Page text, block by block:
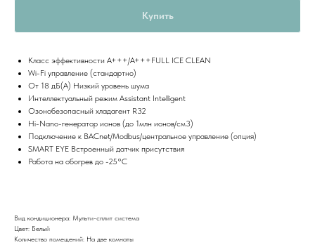
Купить
Класс эффективности A+++/A+++FULL ICE CLEAN
Wi-Fi управление (стандартно)
От 18 дБ(А) Низкий уровень шума
Интеллектуальный режим Assistant Intelligent
Озонобезопасный хладагент R32
Hi-Nano-генератор ионов (до 1млн ионов/см3)
Подключение к BACnet/Modbus/центральное управление (опция)
SMART EYE Встроенный датчик присутствия
Работа на обогрев до -25°C
Вид кондиционера: Мульти-сплит система
Цвет: Белый
Количество помещений: На две комнаты